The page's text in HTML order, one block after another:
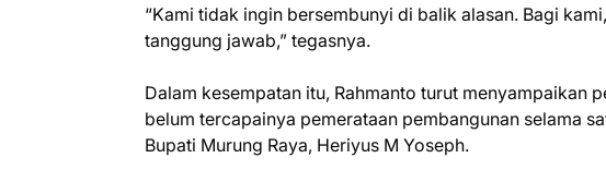
“Kami tidak ingin bersembunyi di balik alasan. Bagi
tanggung jawab,” tegasnya.
Dalam kesempatan itu, Rahmanto turut menyampaikan
belum tercapainya pemerataan pembangunan selama
Bupati Murung Raya, Heriyus M Yoseph.